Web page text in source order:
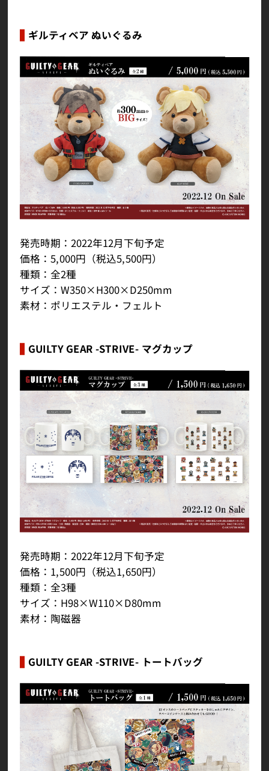
ギルティベア ぬいぐるみ
発売時期：2022年12月下旬予定
価格：5,000円（税込5,500円）
種類：全2種
サイズ：W350×H300×D250mm
素材：ポリエステル・フェルト
GUILTY GEAR -STRIVE- マグカップ
発売時期：2022年12月下旬予定
価格：1,500円（税込1,650円）
種類：全3種
サイズ：H98×W110×D80mm
素材：陶磁器
GUILTY GEAR -STRIVE- トートバッグ